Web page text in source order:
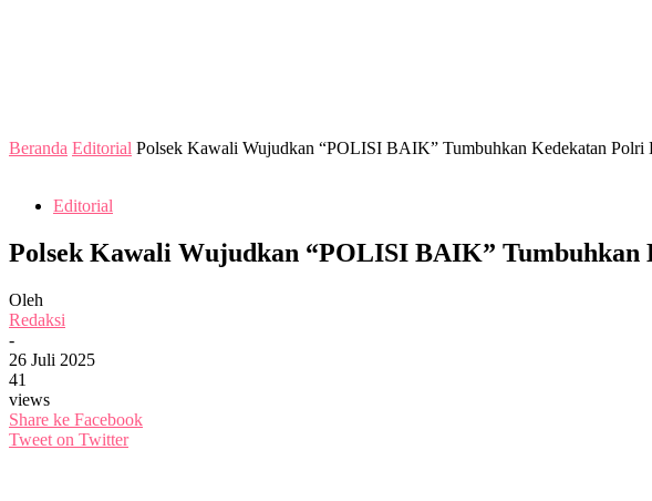
Beranda Editorial Polsek Kawali Wujudkan “POLISI BAIK” Tumbuhkan Kedekatan Polri
Editorial
Polsek Kawali Wujudkan “POLISI BAIK” Tumbuhkan
Oleh
Redaksi
-
26 Juli 2025
41
views
Share ke Facebook
Tweet on Twitter